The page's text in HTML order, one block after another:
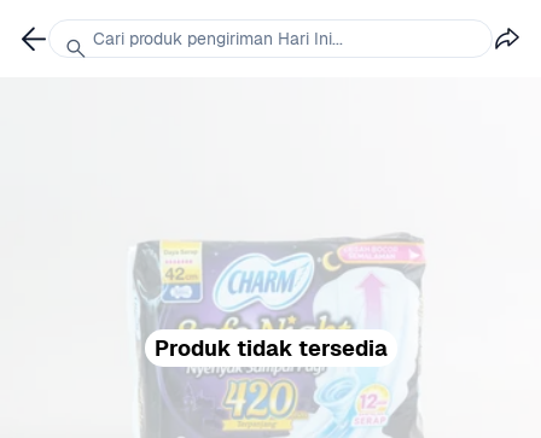
Produk tidak tersedia
Cari produk pengiriman Hari Ini...